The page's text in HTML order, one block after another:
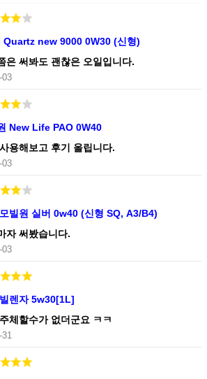
Quartz new 9000 0W30 (신형)
은 써봐도 괜찮은 오일입니다.
03
New Life PAO 0W40
용해보고 후기 올립니다.
03
빌원 실버 0w40 (신형 SQ, A3/B4)
자 써봤습니다.
03
렌자 5w30[1L]
체할수가 없더군요 ㅋㅋ
31